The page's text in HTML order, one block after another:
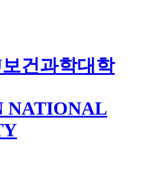
보건과학대학
NATIONAL